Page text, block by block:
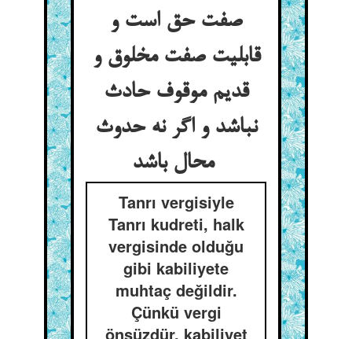
صفت حق است و
قابلیت صفت مخلوق و
قدیم موقوف حادث
نباشد و اگر نه حدوث
محال باشد
Tanrı vergisiyle
Tanrı kudreti, halk
vergisinde olduğu
gibi kabiliyete
muhtaç değildir.
Çünkü vergi
önsüzdür, kabiliyet